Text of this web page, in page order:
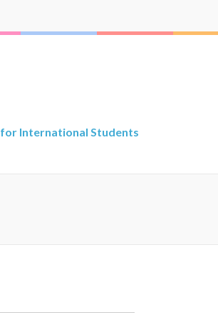
for International Students